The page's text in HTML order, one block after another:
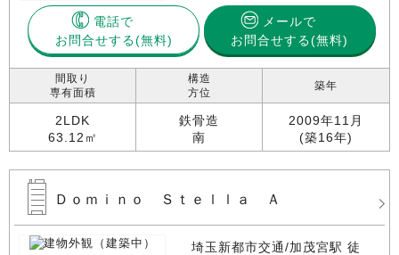
電話で
お問合せする
メールで
お問合せする(無料)
間取り
専有面積
2LDK
63.12㎡
構造
方位
鉄骨造
南
築年
2009年11月
(築16年)
Ｄｏｍｉｎｏ Ｓｔｅｌｌａ Ａ
埼玉新都市交通/加茂宮駅 徒